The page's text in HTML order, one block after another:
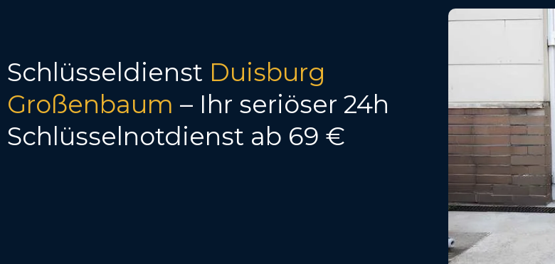
Schlüsseldienst Duisburg
Großenbaum – Ihr seriöser 24h
Schlüsselnotdienst ab 69 €